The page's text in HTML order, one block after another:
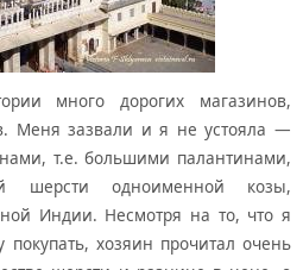
много дорогих магазинов,
Меня зазвали и я не устояла —
т.е. большими палантинами,
шерсти одноименной козы,
Индии. Несмотря на то, что я
покупать, хозяин прочитал очень